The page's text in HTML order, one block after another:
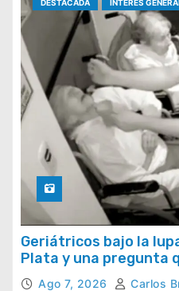
DESTACADA INTERÉS
Geriátricos bajo la
Plata y una pregunta
el país
Ago 7, 2026 Carlos